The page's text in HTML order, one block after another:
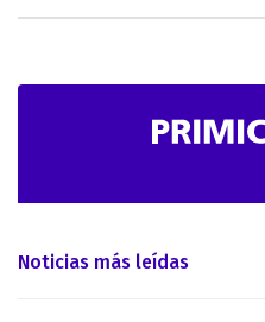
Noticias más leídas